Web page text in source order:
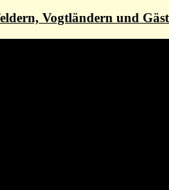
Vogtländern und